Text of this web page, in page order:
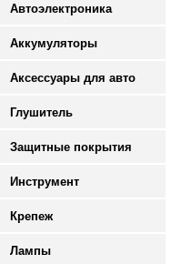
Автоэлектроника
Аккумуляторы
Аксессуары для авто
Глушитель
Защитные покрытия
Инструмент
Крепеж
Лампы